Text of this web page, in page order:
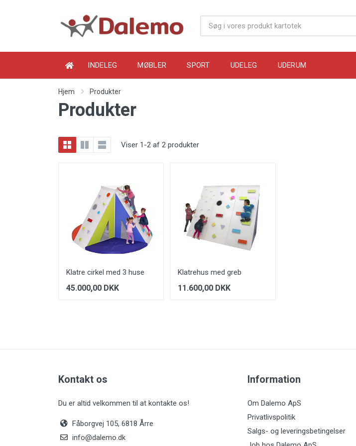
INDELEG MØBLER SPORT UDELEG UDERUM
Hjem Produkter
Produkter
Viser 1-2 af 2 produkter
Klatre cirkel med 3 huse
45.000,00 DKK
Klatrehus med greb
11.600,00 DKK
Kontakt os
Du er altid velkommen til at kontakte os!
Fåborgvej 105, 6818 Årre
info@dalemo.dk
Information
Om Dalemo ApS
Privatlivspolitik
Salgs- og leveringsbetingelser